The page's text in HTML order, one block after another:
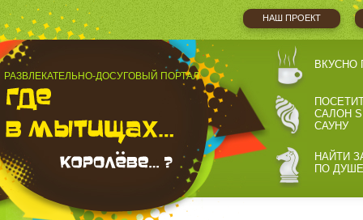
НАШ ПРОЕКТ
РАЗВЛЕКАТЕЛЬНО-ДОСУГОВЫЙ ПОРТАЛ
ВКУСНО
САЛОН
САУНУ
НАЙТИ
ПО ДУШЕ